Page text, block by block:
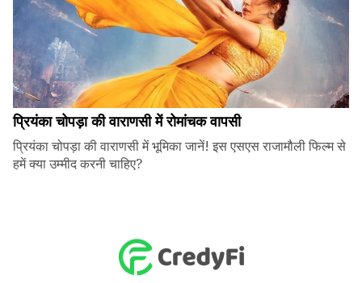
प्रियंका चोपड़ा की वाराणसी में रोमांचक वापसी
प्रियंका चोपड़ा की वाराणसी में भूमिका जानें! इस एसएस राजामौली फिल्म से
हमें क्या उम्मीद करनी चाहिए?